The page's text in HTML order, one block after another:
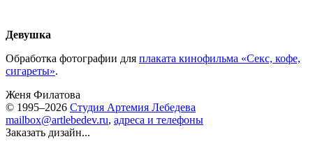
Девушка
Обработка фотографии для плаката кинофильма «Секс, кофе,
сигареты».
Женя Филатова
© 1995–2026 Студия Артемия Лебедева
mailbox@artlebedev.ru, адреса и телефоны
Заказать дизайн...